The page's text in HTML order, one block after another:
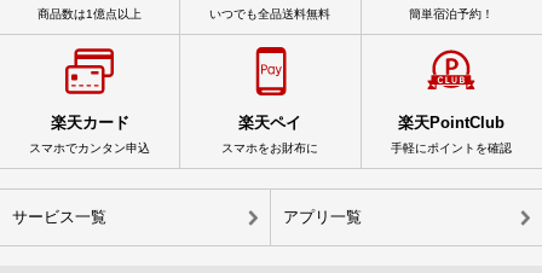
商品数は1億点以上 いつでも全品送料無料 簡単宿泊予約！
楽天カード
スマホでカンタン申込
楽天ペイ
スマホをお財布に
楽天PointClub
手軽にポイントを確認
サービス一覧 アプリ一覧